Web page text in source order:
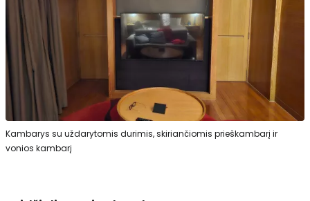
Kambarys su uždarytomis durimis, skiriančiomis prieškambarį ir
vonios kambarį